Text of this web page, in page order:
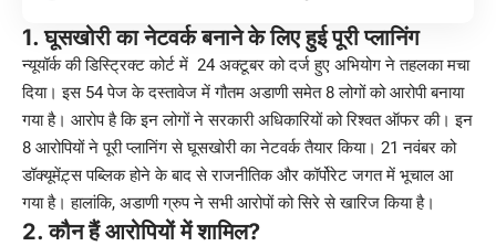
1. घूसखोरी का नेटवर्क बनाने के लिए हुई पूरी प्लानिंग
न्यूयॉर्क की डिस्ट्रिक्ट कोर्ट में 24 अक्टूबर को दर्ज हुए अभियोग ने तहलका मचा
दिया। इस 54 पेज के दस्तावेज में गौतम अडाणी समेत 8 लोगों को आरोपी बनाया
गया है। आरोप है कि इन लोगों ने सरकारी अधिकारियों को रिश्वत ऑफर की। इन
8 आरोपियों ने पूरी प्लानिंग से घूसखोरी का नेटवर्क तैयार किया। 21 नवंबर को
डॉक्यूमेंट़्स पब्लिक होने के बाद से राजनीतिक और कॉर्पोरेट जगत में भूचाल आ
गया है। हालांकि, अडाणी ग्रुप ने सभी आरोपों को सिरे से खारिज किया है।
2. कौन हैं आरोपियों में शामिल?